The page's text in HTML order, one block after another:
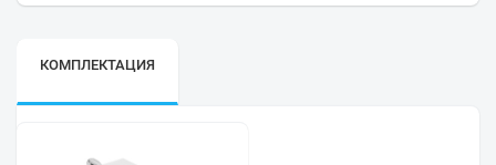
КОМПЛЕКТАЦИЯ